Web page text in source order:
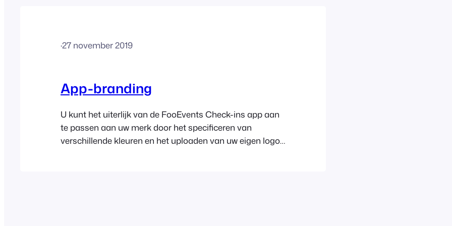
·27 november 2019
App-branding
U kunt het uiterlijk van de FooEvents Check-ins app aan
te passen aan uw merk door het specificeren van
verschillende kleuren en het uploaden van uw eigen logo